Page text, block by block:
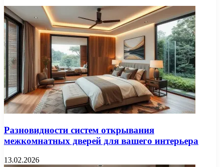
Разновидности систем открывания
межкомнатных дверей для вашего интерьера
13.02.2026